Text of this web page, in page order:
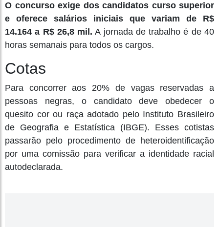
O concurso exige dos candidatos curso superior
e oferece salários iniciais que variam de R$
14.164 a R$ 26,8 mil. A jornada de trabalho é de 40
horas semanais para todos os cargos.
Cotas
Para concorrer aos 20% de vagas reservadas a
pessoas negras, o candidato deve obedecer o
quesito cor ou raça adotado pelo Instituto Brasileiro
de Geografia e Estatística (IBGE). Esses cotistas
passarão pelo procedimento de heteroidentificação
por uma comissão para verificar a identidade racial
autodeclarada.